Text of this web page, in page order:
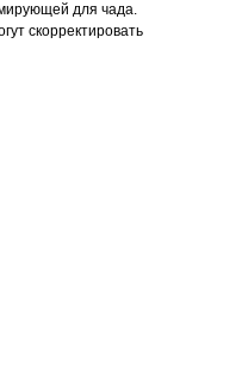
для чада.
скорректировать